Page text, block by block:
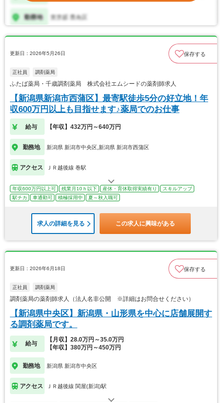
更新日：2026年5月26日 保存する
正社員 調剤薬局
ふたば薬局・千歳調剤薬局 株式会社エムシードの薬剤師求人
【新潟県新潟市西蒲区】最寄駅徒歩5分の好立地！年
収600万円以上も目指せます♪薬局でのお仕事
給与 【年収】432万円～640万円
勤務地 新潟県 新潟市中央区,新潟県 新潟市西蒲区
アクセス ＪＲ越後線 巻駅
年収600万円以上可 残業月10ｈ以下 産休・育休取得実績有り
スキルアップ
駅チカ
車通勤可 積極採用中 夏～秋入職可
求人の詳細を見る この求人に興味がある
更新日：2026年6月18日 保存する
正社員 調剤薬局
調剤薬局の薬剤師求人（法人名非公開 ※詳細はお問合せください）
【新潟県中央区】新潟県・山形県を中心に店舗展開す
る調剤薬局です。
給与
【月収】28.0万円～35.0万円
【年収】380万円～450万円
勤務地 新潟県 新潟市中央区
アクセス ＪＲ越後線 関屋(新潟)駅